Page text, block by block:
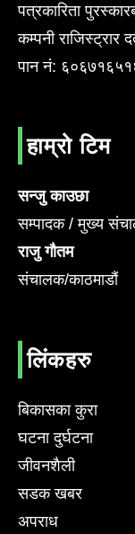
पत्रकारिता
कम्पनी राजिस्ट्रार
पान नं:
हाम्रो टिम
सन्जु काउछा
सम्पादक / मुख्य
राजु गौतम
संचालक/काठमाडौं
लिंकहरु
बिकासका कुरा
घटना दुर्घटना
जीवनशैली
सडक खबर
अपराध